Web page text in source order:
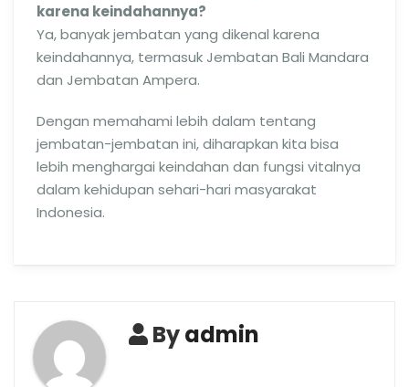
karena keindahannya?
Ya, banyak jembatan yang dikenal karena
keindahannya, termasuk Jembatan Bali Mandara
dan Jembatan Ampera.
Dengan memahami lebih dalam tentang
jembatan-jembatan ini, diharapkan kita bisa
lebih menghargai keindahan dan fungsi vitalnya
dalam kehidupan sehari-hari masyarakat
Indonesia.
Byadmin